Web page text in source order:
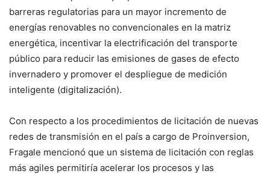
barreras regulatorias para un mayor incremento de
energías renovables no convencionales en la matriz
energética, incentivar la electrificación del transporte
público para reducir las emisiones de gases de efecto
invernadero y promover el despliegue de medición
inteligente (digitalización).
Con respecto a los procedimientos de licitación de nuevas
redes de transmisión en el país a cargo de Proinversion,
Fragale mencionó que un sistema de licitación con reglas
más agiles permitiría acelerar los procesos y las